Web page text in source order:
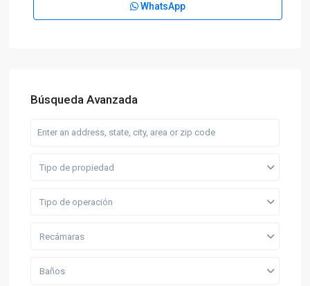
WhatsApp
Búsqueda Avanzada
Tipo de propiedad
Tipo de operación
Recámaras
Baños